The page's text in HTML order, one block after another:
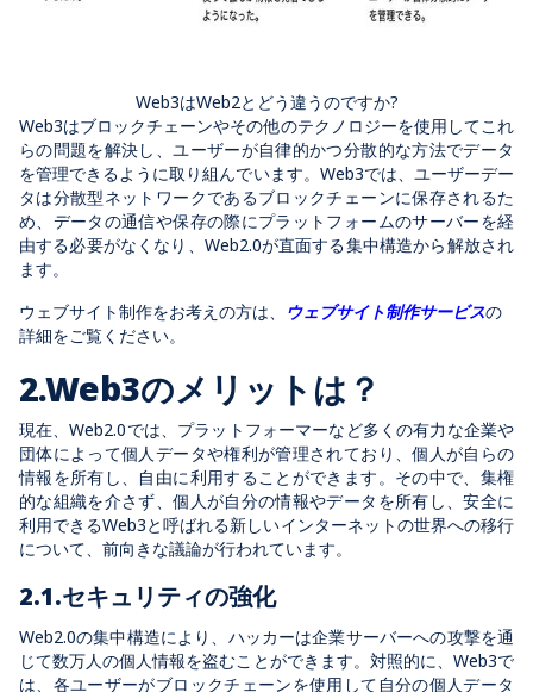
Web3はWeb2とどう違うのですか?
Web3はブロックチェーンやその他のテクノロジーを使用してこれ
らの問題を解決し、ユーザーが自律的かつ分散的な方法でデータ
を管理できるように取り組んでいます。Web3では、ユーザーデー
タは分散型ネットワークであるブロックチェーンに保存されるた
め、データの通信や保存の際にプラットフォームのサーバーを経
由する必要がなくなり、Web2.0が直面する集中構造から解放され
ます。
ウェブサイト制作をお考えの方は、
ウェブサイト制作サービスの
詳細をご覧ください。
2.Web3のメリットは？
現在、Web2.0では、プラットフォーマーなど多くの有力な企業や
団体によって個人データや権利が管理されており、個人が自らの
情報を所有し、自由に利用することができます。その中で、集権
的な組織を介さず、個人が自分の情報やデータを所有し、安全に
利用できるWeb3と呼ばれる新しいインターネットの世界への移行
について、前向きな議論が行われています。
2.1.セキュリティの強化
Web2.0の集中構造により、ハッカーは企業サーバーへの攻撃を通
じて数万人の個人情報を盗むことができます。対照的に、Web3で
は、各ユーザーがブロックチェーンを使用して自分の個人データ